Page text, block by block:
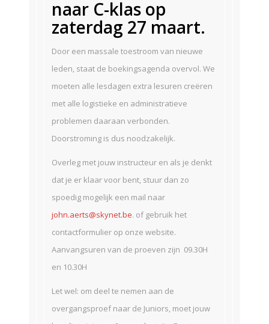
naar C-klas op
zaterdag 27 maart.
Door een massale toestroom van nieuwe
leden, staat de boekingsagenda overvol. We
moeten alle lesdagen extra lesuren creëren
met alle logistieke en administratieve
problemen daaraan verbonden.
Doorstroming is dus noodzakelijk.
Overleg met jouw instructeur en als je denkt
dat je er klaar voor bent, stuur dan zo
spoedig mogelijk een mail naar
john.aerts@skynet.be. of gebruik het
contactformulier op onze website.
Aanvangsuren van de proeven zijn 09.30H
en 10.30H
Let wel: om deel te nemen aan de
overgangsproef naar de Juniors, moet jouw